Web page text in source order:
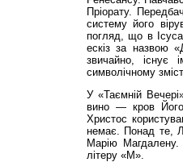
Пріорату.
систему його
погляд, що в
ескіз за назвою
звичайно, існує
символічному
У «Таємній
вино — кров
Христос
немає. Понад те,
Марію
літеру «М».